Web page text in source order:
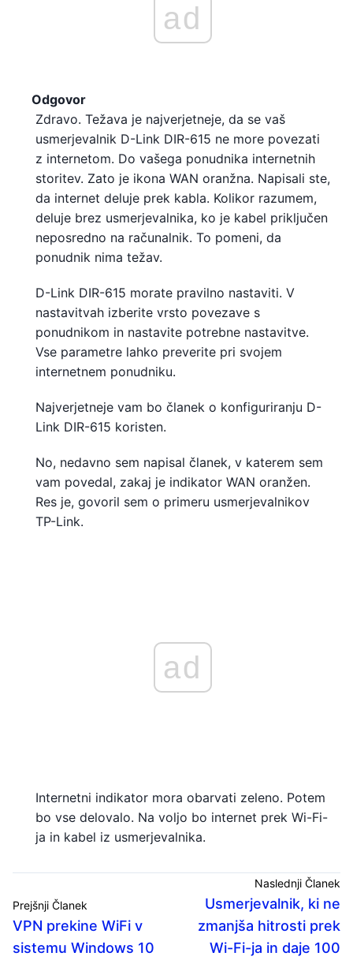
ad
Odgovor
Zdravo. Težava je najverjetneje, da se vaš
usmerjevalnik D-Link DIR-615 ne more povezati
z internetom. Do vašega ponudnika internetnih
storitev. Zato je ikona WAN oranžna. Napisali ste,
da internet deluje prek kabla. Kolikor razumem,
deluje brez usmerjevalnika, ko je kabel priključen
neposredno na računalnik. To pomeni, da
ponudnik nima težav.
D-Link DIR-615 morate pravilno nastaviti. V
nastavitvah izberite vrsto povezave s
ponudnikom in nastavite potrebne nastavitve.
Vse parametre lahko preverite pri svojem
internetnem ponudniku.
Najverjetneje vam bo članek o konfiguriranju D-
Link DIR-615 koristen.
No, nedavno sem napisal članek, v katerem sem
vam povedal, zakaj je indikator WAN oranžen.
Res je, govoril sem o primeru usmerjevalnikov
TP-Link.
ad
Internetni indikator mora obarvati zeleno. Potem
bo vse delovalo. Na voljo bo internet prek Wi-Fi-
ja in kabel iz usmerjevalnika.
Prejšnji Članek
VPN prekine WiFi v
sistemu Windows 10
Naslednji Članek
Usmerjevalnik, ki ne
zmanjša hitrosti prek
Wi-Fi-ja in daje 100